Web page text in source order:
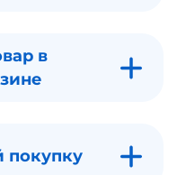
в
покупку